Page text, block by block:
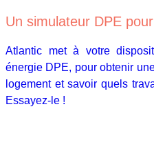
Un simulateur DPE
Atlantic met à votre
énergie DPE, pour obtenir
logement et savoir quels
Essayez-le !